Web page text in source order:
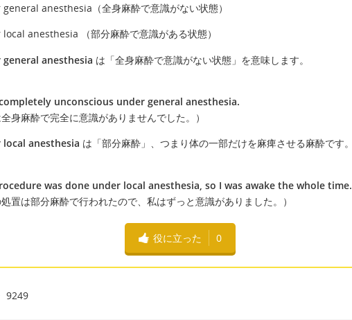
anesthesia（全身麻酔で意識がない状態）
anesthesia （部分麻酔で意識がある状態）
general anesthesia は「全身麻酔で意識がない状態」を意味します。
unconscious under general anesthesia.
全身麻酔で完全に意識がありませんでした。）
local anesthesia は「部分麻酔」、つまり体の一部だけを麻痺させる麻酔です。
was done under local anesthesia, so I was awake the whole time.
処置は部分麻酔で行われたので、私はずっと意識がありました。）
役に立った 0
9249